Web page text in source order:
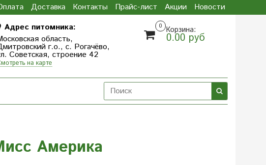
Доставка Контакты Прайс-лист Акции
Новости
Адрес питомника:
область,
г.о., с. Рогачёво,
Советская, строение 42
на карте
0 Корзина:
0.00 руб
Америка